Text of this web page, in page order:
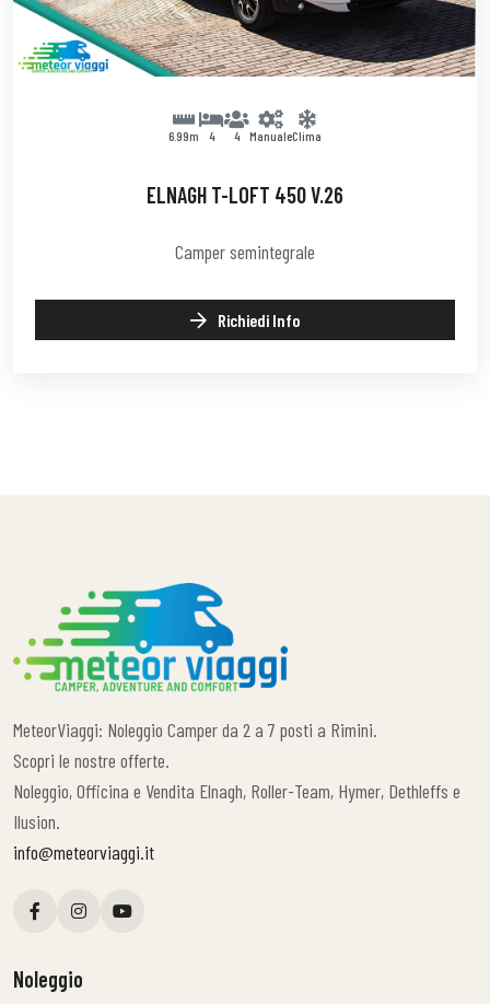
6.99m 4 4 ManualeClima
ELNAGH T-LOFT 450 V.26
Camper semintegrale
Richiedi Info
MeteorViaggi: Noleggio Camper da 2 a 7 posti a Rimini.
Scopri le nostre offerte.
Noleggio, Officina e Vendita Elnagh, Roller-Team, Hymer, Dethleffs e
Ilusion.
info@meteorviaggi.it
Noleggio